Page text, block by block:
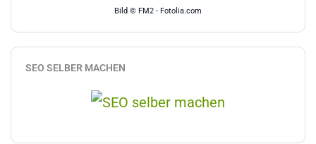
Bild © FM2 - Fotolia.com
SEO SELBER MACHEN